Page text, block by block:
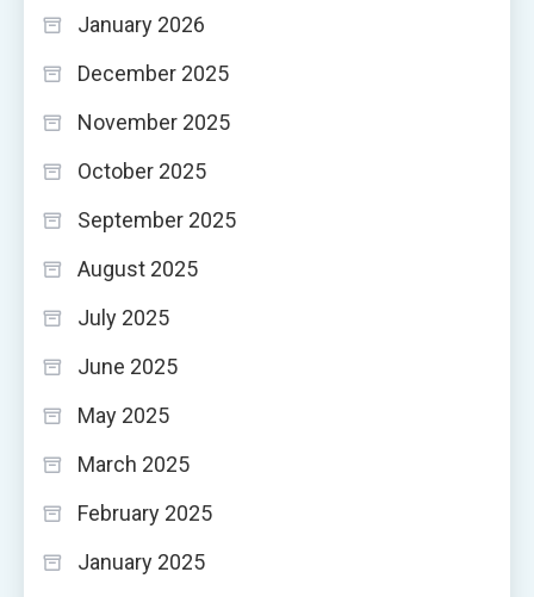
January 2026
December 2025
November 2025
October 2025
September 2025
August 2025
July 2025
June 2025
May 2025
March 2025
February 2025
January 2025